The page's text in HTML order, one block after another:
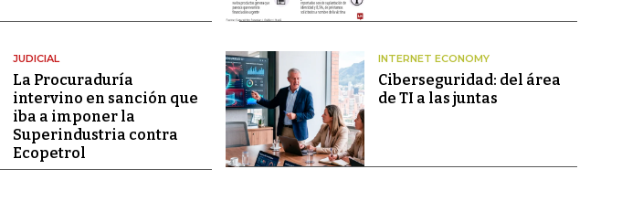
JUDICIAL
La Procuraduría
intervino en sanción que
iba a imponer la
Superindustria contra
Ecopetrol
INTERNET ECONOMY
Ciberseguridad: del área
de TI a las juntas